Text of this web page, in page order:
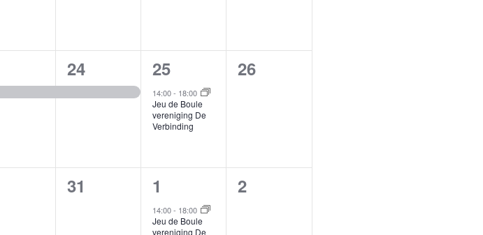
1
evenement,
24
1
evenement,
25
14:00- 18:00
Jeu de Boule
vereniging De
Verbinding
0
26
0
evenementen,
31
1
evenement,
1
14:00- 18:00
Jeu de Boule
vereniging De
0
2